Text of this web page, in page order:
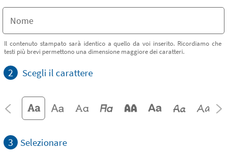
Il contenuto stampato sarà identico a quello da voi inserito. Ricordiamo che
testi più brevi permettono una dimensione maggiore dei caratteri.
2 Scegli il carattere
3 Selezionare